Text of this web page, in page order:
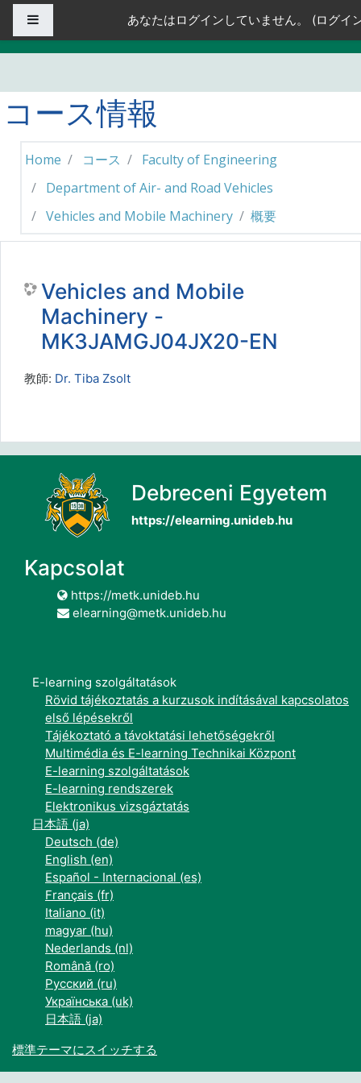
メインコンテンツへスキップする
あなたはログインしていません。 (ログイ
コース情報
Home コース
Faculty of Engineering
Department of Air- and Road Vehicles
Vehicles and Mobile Machinery
概要
Vehicles and Mobile
Machinery -
MK3JAMGJ04JX20-EN
教師: Dr. Tiba Zsolt
Debreceni Egyetem
https://elearning.unideb.hu
Kapcsolat
https://metk.unideb.hu
elearning@metk.unideb.hu
E-learning szolgáltatások
Rövid tájékoztatás a kurzusok indításával kapcsolatos
első lépésekről
Tájékoztató a távoktatási lehetőségekről
Multimédia és E-learning Technikai Központ
E-learning szolgáltatások
E-learning rendszerek
Elektronikus vizsgáztatás
日本語 ‎(ja)‎
Deutsch ‎(de)‎
English ‎(en)‎
Español - Internacional ‎(es)‎
Français ‎(fr)‎
Italiano ‎(it)‎
magyar ‎(hu)‎
Nederlands ‎(nl)‎
Română ‎(ro)‎
Русский ‎(ru)‎
Українська ‎(uk)‎
日本語 ‎(ja)‎
標準テーマにスイッチする